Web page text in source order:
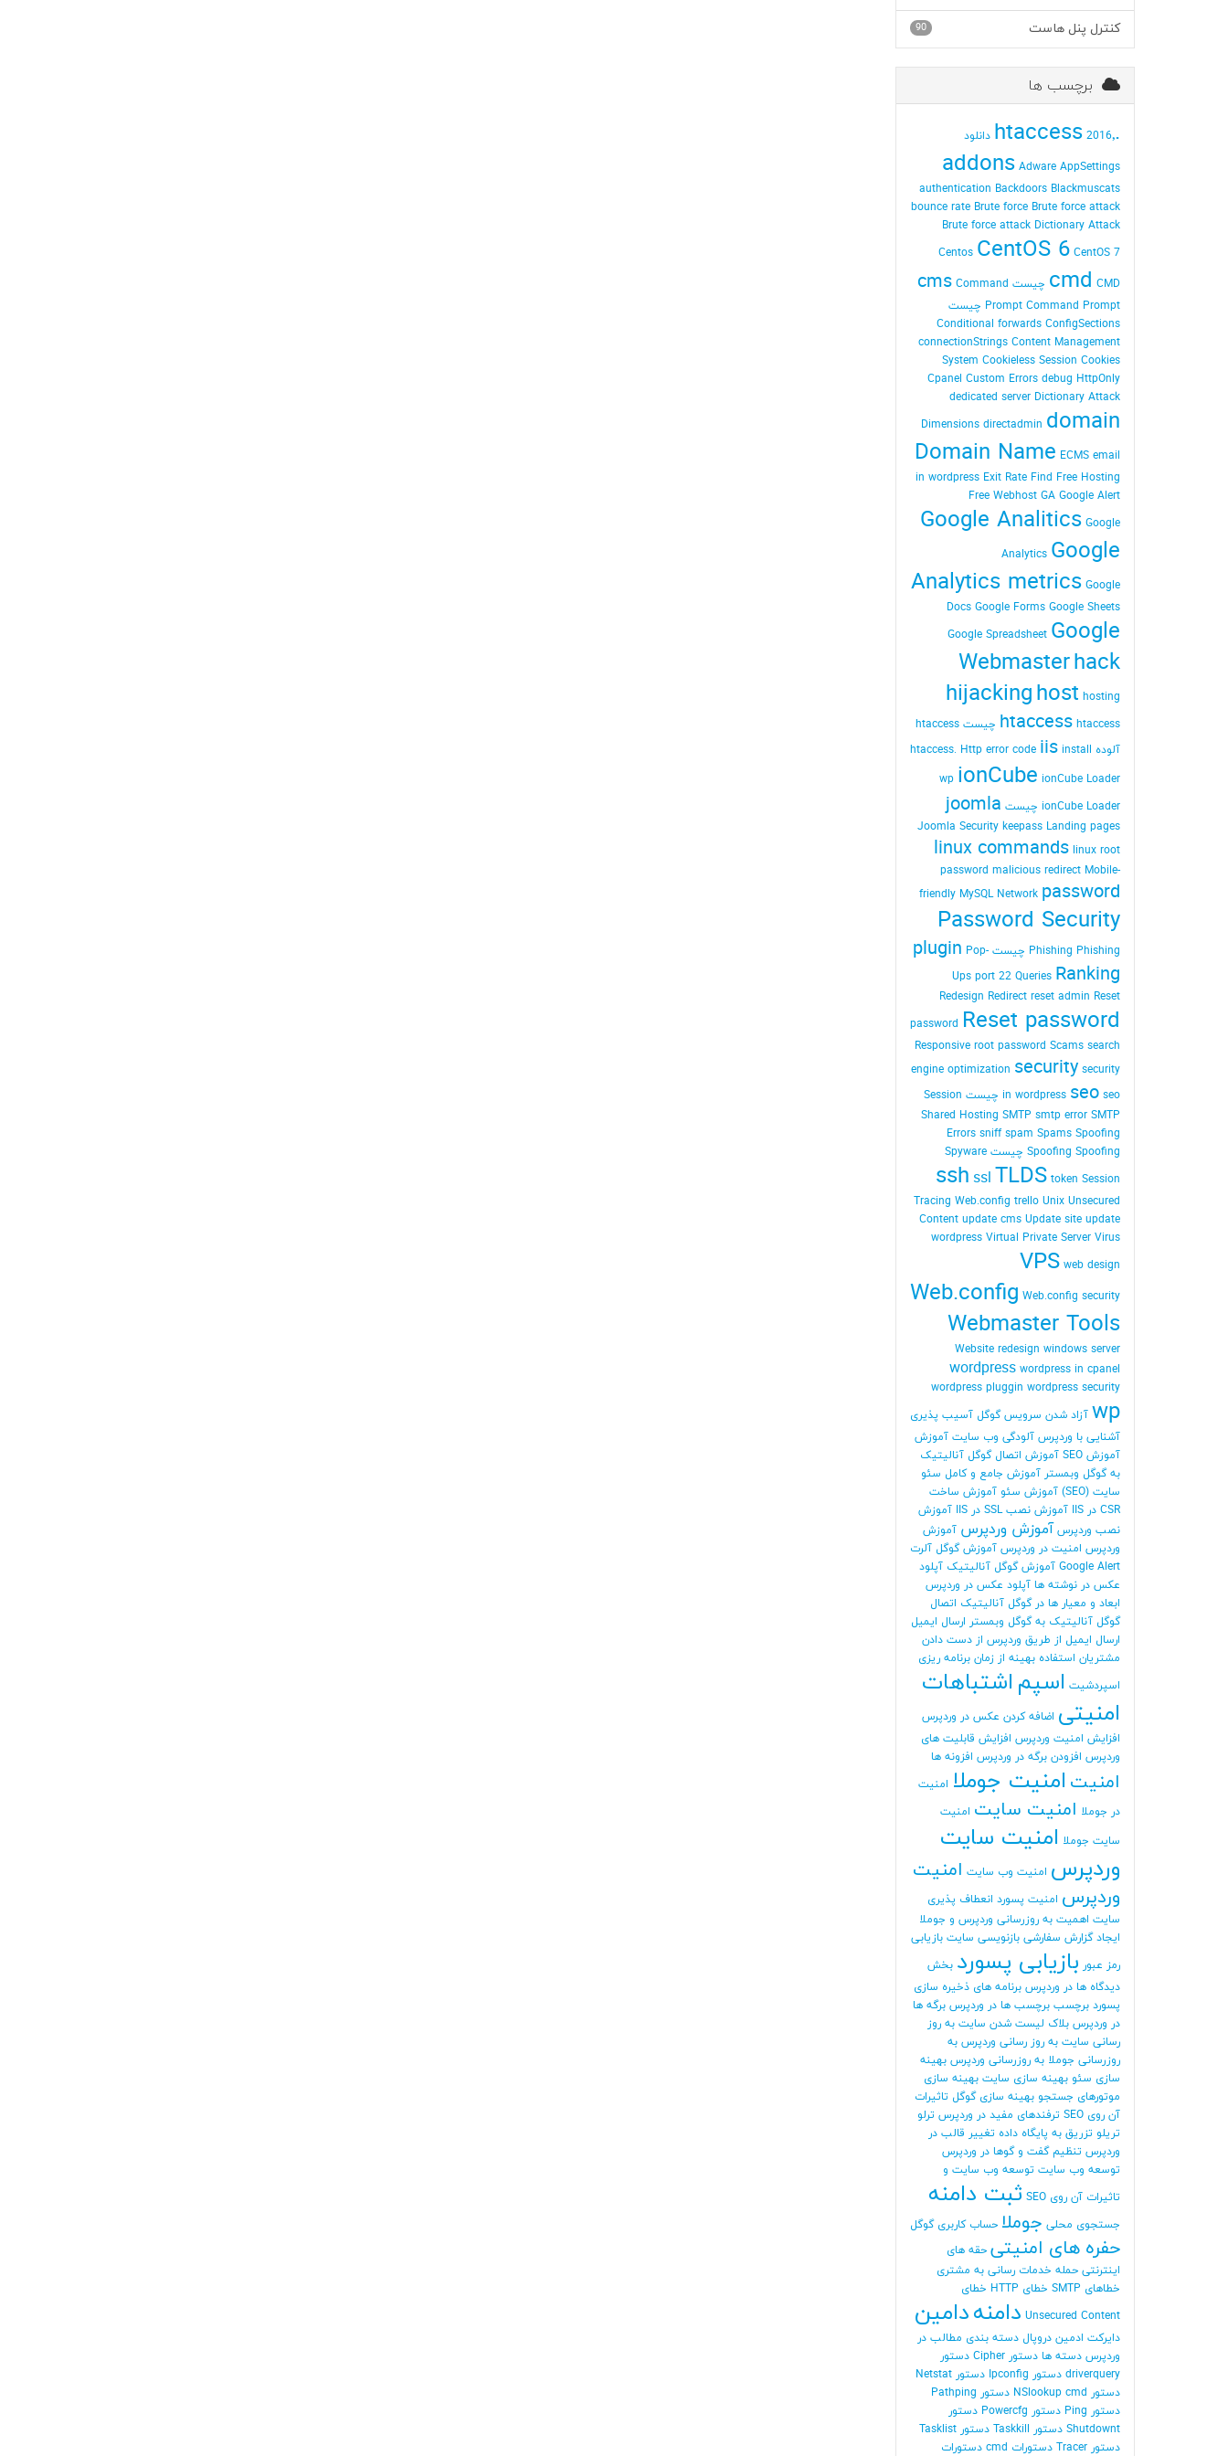
90 کنترل پنل هاست
برچسب ها
.htaccess2016٬ دانلود
addons Adware AppSettings
authentication Backdoors Blackmuscats
bounce rate Brute force Brute force attack
Brute force attack Dictionary Attack
Centos CentOS 6 CentOS 7
cmd CMD چیست cms Command
Prompt Command Prompt چیست
Conditional forwards ConfigSections
connectionStrings Content Management
System Cookieless Session Cookies
Cpanel Custom Errors debug HttpOnly
dedicated server Dictionary Attack
Dimensions directadmin domain
Domain Name ECMS email
in wordpress Exit Rate Find Free Hosting
Free Webhost GA Google Alert
Google Analitics Google
Analytics Google
Analytics metrics Google
Docs Google Forms Google Sheets
Google Spreadsheet Google
Webmasterhack
hijackinghost hosting
htaccess htaccess چیست
htaccess
آلوده
htaccess. Http error code iis install
wp ionCube ionCube Loader
ionCube Loader چیست
joomla
Joomla Security keepass Landing pages
linux commands linux root
password malicious redirect Mobile-
friendly MySQL Network password
Password Security
Phishing Phishing چیست plugin Pop-
Ups port 22 Queries Ranking
Redesign Redirect reset admin Reset
password Reset password
Responsive root password Scams search
engine optimization security security
in wordpress seo seo چیست
Session
Shared Hosting SMTP smtp error SMTP
Errors sniff spam Spams Spoofing
Spoofing Spoofing چیست
Spyware
ssh ssl TLDS token Session
Tracing Web.config trello Unix Unsecured
Content update cms Update site update
wordpress Virtual Private Server Virus
VPS web design
Web.config Web.config security
Webmaster Tools
Website redesign windows server
wordpress wordpress in cpanel
wordpress pluggin wordpress security
wp آزاد شدن سرویس گوگل آسیب پذیری
آشنایی با وردپرس آلودگی وب سایت آموزش
آموزش SEO
آموزش اتصال گوگل آنالیتیک
به گوگل وبمستر آموزش جامع و کامل سئو
سایت (SEO)
آموزش سئو آموزش ساخت
CSR در IIS
آموزش نصب SSL در IIS
آموزش
نصب وردپرس آموزش وردپرس آموزش
وردپرس امنیت در وردپرس آموزش گوگل آلرت
Google Alert آموزش گوگل آنالیتیک آپلود
عکس در نوشته ها آپلود عکس در وردپرس
ابعاد و معیار ها در گوگل آنالیتیک اتصال
گوگل آنالیتیک به گوگل وبمستر ارسال ایمیل
ارسال ایمیل از طریق وردپرس از دست دادن
مشتریان استفاده بهینه از زمان برنامه ریزی
اسپردشیت اسپم اشتباهات
امنیتی اضافه کردن عکس در وردپرس
افزایش امنیت وردپرس افزایش قابلیت های
وردپرس افزودن برگه در وردپرس افزونه ها
امنیت امنیت جوملا امنیت
در جوملا امنیت سایت امنیت
سایت جوملا امنیت سایت
وردپرس امنیت وب سایت امنیت
وردپرس امنیت پسورد انعطاف پذیری
سایت اهمیت به روزرسانی وردپرس و جوملا
ایجاد گزارش سفارشی بازنویسی سایت بازیابی
رمز عبور بازیابی پسورد بخش
دیدگاه ها در وردپرس برنامه های ذخیره سازی
پسورد برچسب برچسب ها در وردپرس برگه ها
در وردپرس بلاک لیست شدن سایت به روز
رسانی سایت به روز رسانی وردپرس به
روزرسانی جوملا به روزرسانی وردپرس بهینه
سازی سئو بهینه سازی سایت بهینه سازی
موتورهای جستجو بهینه سازی گوگل تاثیرات
آن روی SEO
ترفندهای مفید در وردپرس ترلو
تریلو تزریق به پایگاه داده تغییر قالب در
وردپرس تنظیم گفت و گوها در وردپرس
توسعه وب سایت توسعه وب سایت و
تاثیرات آن روی SEO
ثبت دامنه
جستجوی محلی جوملا حساب کاربری گوگل
حفره های امنیتی حقه های
اینترنتی حمله خدمات رسانی به مشتری
خطاهای SMTP
خطای HTTP
خطای
Unsecured Content دامنهدامین
دایرکت ادمین دروپال دسته بندی مطالب در
وردپرس دسته ها دستور Cipher
دستور
driverquery دستور Ipconfig
دستور Netstat
دستور NSlookup cmd
دستور Pathping
دستور Ping
دستور Powercfg
دستور
Shutdownt دستور Taskkill
دستور Tasklist
دستور Tracer
دستورات cmd دستورات